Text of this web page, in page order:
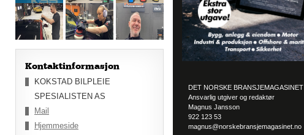
Kontaktinformasjon
KOKSTAD BILPLEIE
SPESIALISTEN AS
Mail
Hjemmeside
DET NORSKE BRANSJEMAGASINET
Ansvarlig utgiver og redaktør
Magnus Jansson
922 123 53
magnus@norskebransjemagasinet.no